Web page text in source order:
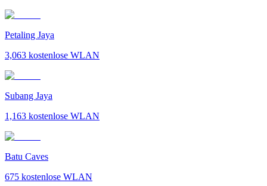
Petaling Jaya
3,063 kostenlose WLAN
Subang Jaya
1,163 kostenlose WLAN
Batu Caves
675 kostenlose WLAN